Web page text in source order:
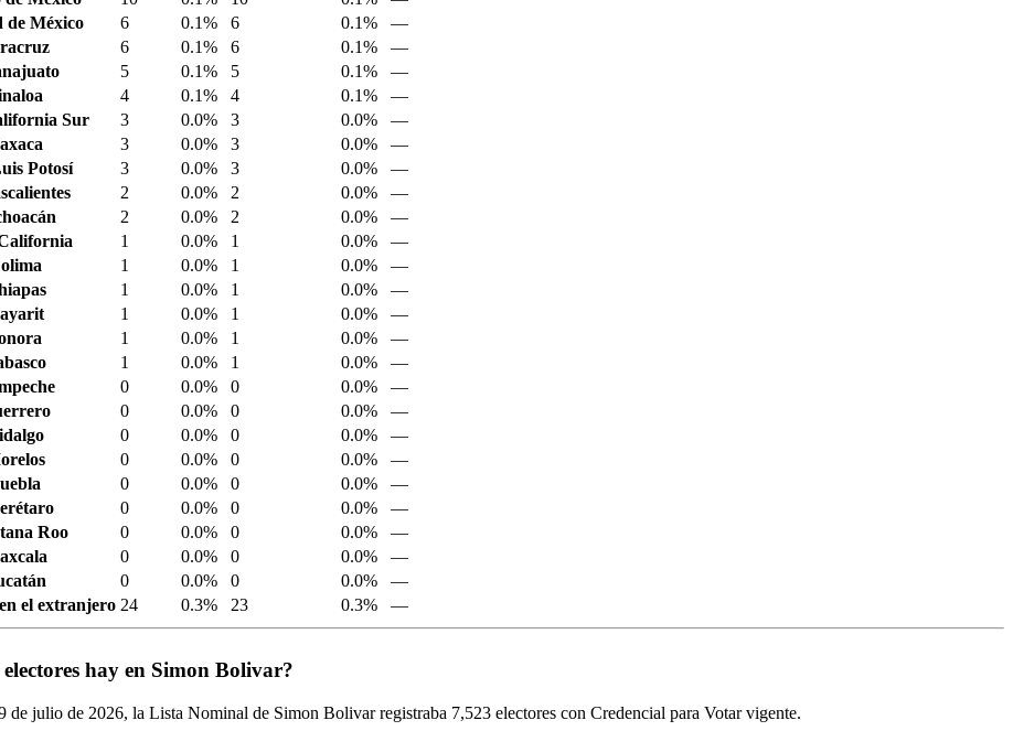
de México
6 0.1% 6 0.1%
—
6 0.1% 6 0.1%
—
5 0.1% 5 0.1%
—
4 0.1% 4 0.1%
—
Sur
3 0.0% 3 0.0%
—
3 0.0% 3 0.0%
—
Potosí
3 0.0% 3 0.0%
—
2 0.0% 2 0.0%
—
2 0.0% 2 0.0%
—
1 0.0% 1 0.0%
—
1 0.0% 1 0.0%
—
1 0.0% 1 0.0%
—
1 0.0% 1 0.0%
—
1 0.0% 1 0.0%
—
1 0.0% 1 0.0%
—
0 0.0% 0 0.0%
—
0 0.0% 0 0.0%
—
0 0.0% 0 0.0%
—
0 0.0% 0 0.0%
—
0 0.0% 0 0.0%
—
0 0.0% 0 0.0%
—
Roo
0 0.0% 0 0.0%
—
0 0.0% 0 0.0%
—
0 0.0% 0 0.0%
—
el extranjero 24 0.3% 23 0.3% —
hay en Simon Bolivar?
de julio de 2026, la Lista Nominal de Simon Bolivar registraba 7,523electores con Credencial para Votar vigente.